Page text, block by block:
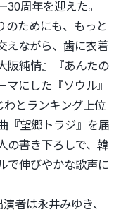
周年を迎えた。
のためにも、 もっと
ながら、 歯に衣着
阪純情』『あんたの
にした『ソウル』
わとランキング上位
『望郷トラジ』を届
の書き下ろしで、韓
で伸びやかな歌声に
者は永井みゆき、